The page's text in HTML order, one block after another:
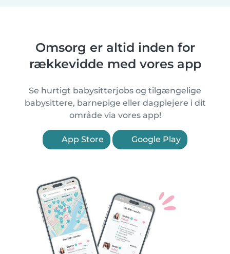
Omsorg er altid inden for
rækkevidde med vores app
Se hurtigt babysitterjobs og tilgængelige
babysittere, barnepige eller dagplejere i dit
område via vores app!
App Store Google Play